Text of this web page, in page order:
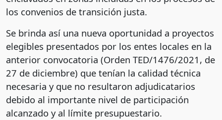
los convenios de transición justa.
Se brinda así una nueva oportunidad a proyectos
elegibles presentados por los entes locales en la
anterior convocatoria (Orden TED/1476/2021, de
27 de diciembre) que tenían la calidad técnica
necesaria y que no resultaron adjudicatarios
debido al importante nivel de participación
alcanzado y al límite presupuestario.